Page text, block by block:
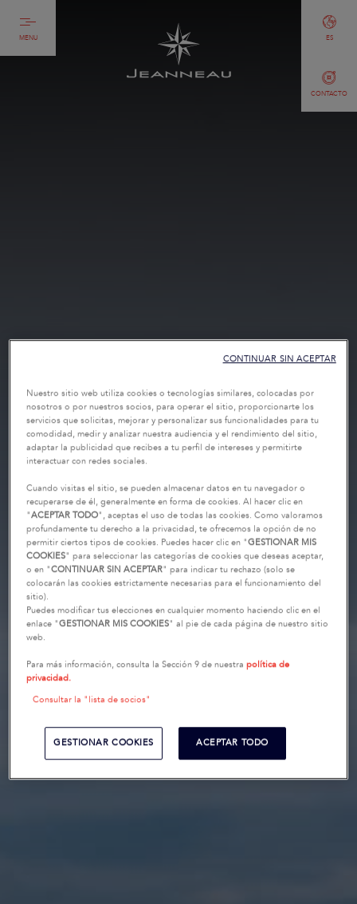
MENU
CONTACTO
ES
Nuestro sitio web utiliza cookies o tecnologías similares, colocadas por
nosotros o por nuestros socios, para operar el sitio, proporcionarte los
servicios que solicitas, mejorar y personalizar sus funcionalidades para tu
comodidad, medir y analizar nuestra audiencia y el rendimiento del sitio,
adaptar la publicidad que recibes a tu perfil de intereses y permitirte
interactuar con redes sociales.
Cuando visitas el sitio, se pueden almacenar datos en tu navegador o
recuperarse de él, generalmente en forma de cookies. Al hacer clic en
"ACEPTAR TODO", aceptas el uso de todas las cookies. Como valoramos
profundamente tu derecho a la privacidad, te ofrecemos la opción de no
permitir ciertos tipos de cookies. Puedes hacer clic en "GESTIONAR MIS
COOKIES" para seleccionar las categorías de cookies que deseas aceptar,
o en "CONTINUAR SIN ACEPTAR" para indicar tu rechazo (solo se
colocarán las cookies estrictamente necesarias para el funcionamiento del
sitio).
Puedes modificar tus elecciones en cualquier momento haciendo clic en el
enlace "GESTIONAR MIS COOKIES" al pie de cada página de nuestro sitio
web.
Para más información, consulta la Sección 9 de nuestrapolítica de
privacidad.
Consultar la "lista de socios"
GESTIONAR COOKIES ACEPTAR TODO
CONTINUAR SIN ACEPTAR